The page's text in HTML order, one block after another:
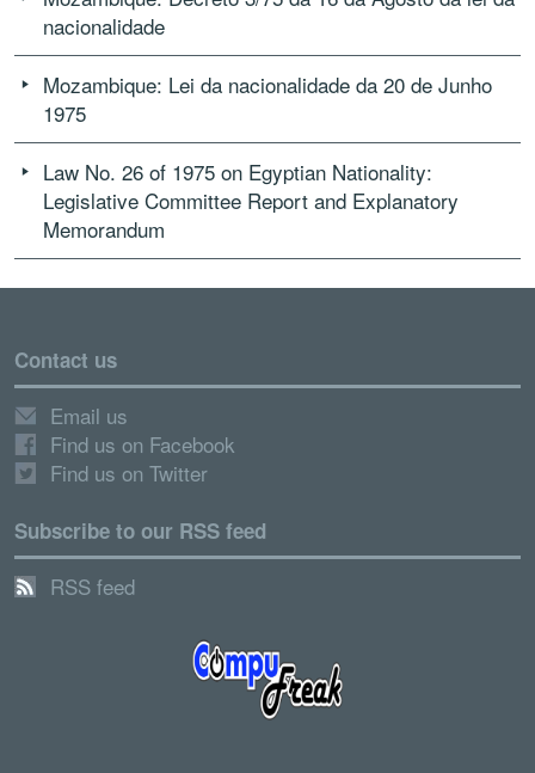
nacionalidade
Mozambique: Lei da nacionalidade da 20 de Junho
1975
Law No. 26 of 1975 on Egyptian Nationality:
Legislative Committee Report and Explanatory
Memorandum
Contact us
Email us
Find us on Facebook
Find us on Twitter
Subscribe to our RSS feed
RSS feed